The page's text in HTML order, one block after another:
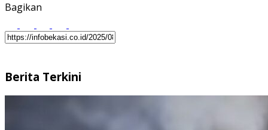
Bagikan
Berita Terkini